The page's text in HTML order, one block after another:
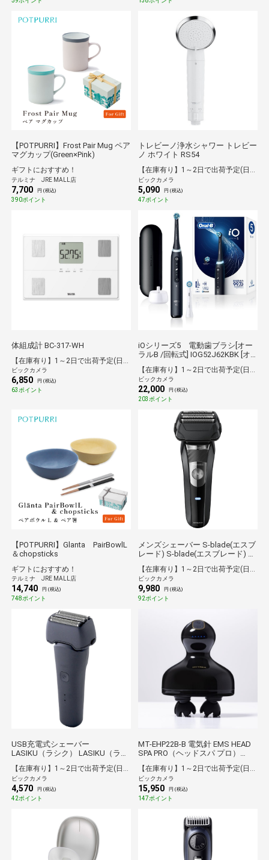
【POTPURRI】Frost Pair Mug ペア
マグカップ(Green×Pink)
ギフトにおすすめ！
テルミナ JRE MALL店
7,700 円 (税込)
390ポイント
トレビーノ浄水シャワー トレビー
ノ ホワイト RS54
【在庫有り】1～2日で出荷予定(日付指定可)
ビックカメラ
5,090 円 (税込)
47ポイント
体組成計 BC-317-WH
ビックカメラ
6,850 円 (税込)
63ポイント
iOシリーズ5 電動歯ブラシ[オー
ラルB /回転式] IOG52J62KBK [オ
ビックカメラ
22,000 円 (税込)
203ポイント
【POTPURRI】Glanta PairBowlL
＆chopsticks
ギフトにおすすめ！
テルミナ JRE MALL店
14,740 円 (税込)
748ポイント
メンズシェーバー S-blade(エスブ
レード) S-blade(エスブレード) ブ
/AC100V-240V]
【在庫有り】1～2日で出荷予定(日付指定可)
ビックカメラ
9,980 円 (税込)
92ポイント
USB充電式シェーバー
LASIKU（ラシク） LASIKU（ラシ
/AC100V-240V]
【在庫有り】1～2日で出荷予定(日付指定可)
ビックカメラ
4,570 円 (税込)
42ポイント
MT-EHP22B-B 電気針 EMS HEAD
SPA PRO（ヘッドスパ プロ）
【在庫有り】1～2日で出荷予定(日付指定可)
ビックカメラ
15,950 円 (税込)
147ポイント